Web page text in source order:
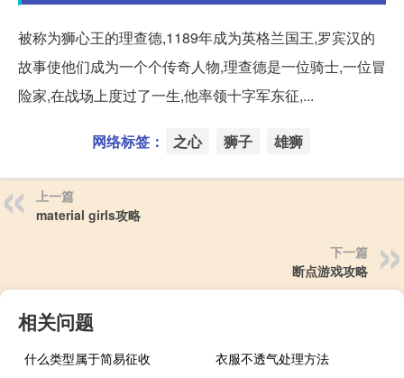
被称为狮心王的理查德,1189年成为英格兰国王,罗宾汉的
故事使他们成为一个个传奇人物,理查德是一位骑士,一位冒
险家,在战场上度过了一生,他率领十字军东征,...
网络标签： 之心 狮子 雄狮
上一篇
material girls攻略
下一篇
断点游戏攻略
相关问题
什么类型属于简易征收
衣服不透气处理方法